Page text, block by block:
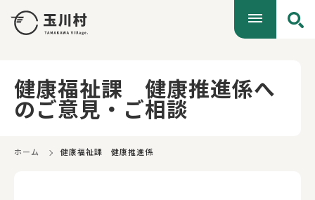
健康福祉課 健康推進係へ
のご意見・ご相談
ホーム 健康福祉課 健康推進係